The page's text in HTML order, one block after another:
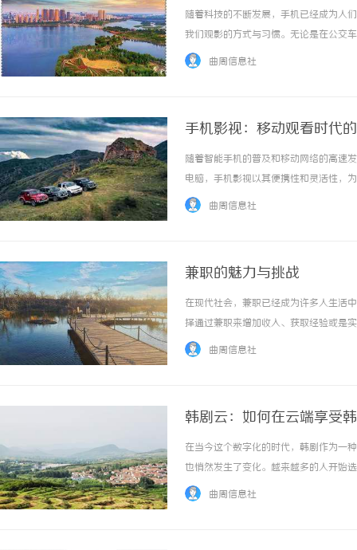
随着科技的不断发展，手机已经成为人
我们观影的方式与习惯。无论是在公交
视的便利，成为现代生活的一个重要组
曲周信息社
手机影视：移动观看时代
随着智能手机的普及和移动网络的高速
电脑，手机影视以其便携性和灵活性，
先，手机影视的最大优势在于便携性。
曲周信息社
兼职的魅力与挑战
在现代社会，兼职已经成为许多人生活
择通过兼职来增加收入、获取经验或是
一个探索新领域的机会。首先，兼职带
曲周信息社
韩剧云：如何在云端享受
在当今这个数字化的时代，韩剧作为一
也悄然发生了变化。越来越多的人开始
云’这个概念有了新的理解。首先，韩
曲周信息社